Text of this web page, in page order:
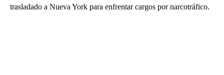
trasladado a Nueva York para enfrentar cargos por narcotráfico.